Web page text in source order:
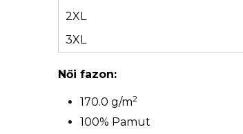
2XL
3XL
Női fazon:
170.0 g/m2
100% Pamut